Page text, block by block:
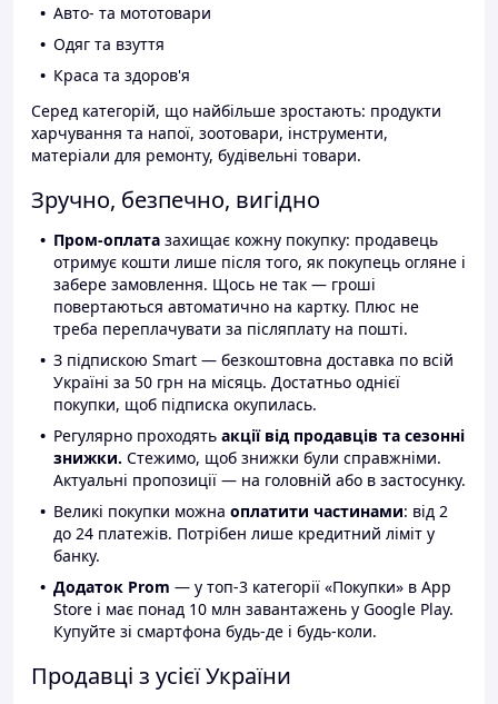
Авто- та мототовари
Одяг та взуття
Краса та здоров'я
Серед категорій, що найбільше зростають: продукти
харчування та напої, зоотовари, інструменти,
матеріали для ремонту, будівельні товари.
Зручно, безпечно, вигідно
Пром-оплата захищає кожну покупку: продавець
отримує кошти лише після того, як покупець огляне і
забере замовлення. Щось не так — гроші
повертаються автоматично на картку. Плюс не
треба переплачувати за післяплату на пошті.
З підпискою Smart — безкоштовна доставка по всій
Україні за 50 грн на місяць. Достатньо однієї
покупки, щоб підписка окупилась.
Регулярно проходять акції від продавців та сезонні
знижки. Стежимо, щоб знижки були справжніми.
Актуальні пропозиції — на головній або в застосунку.
Великі покупки можна оплатити частинами: від 2
до 24 платежів. Потрібен лише кредитний ліміт у
банку.
Додаток Prom — у топ-3 категорії «Покупки» в App
Store і має понад 10 млн завантажень у Google Play.
Купуйте зі смартфона будь-де і будь-коли.
Продавці з усієї України